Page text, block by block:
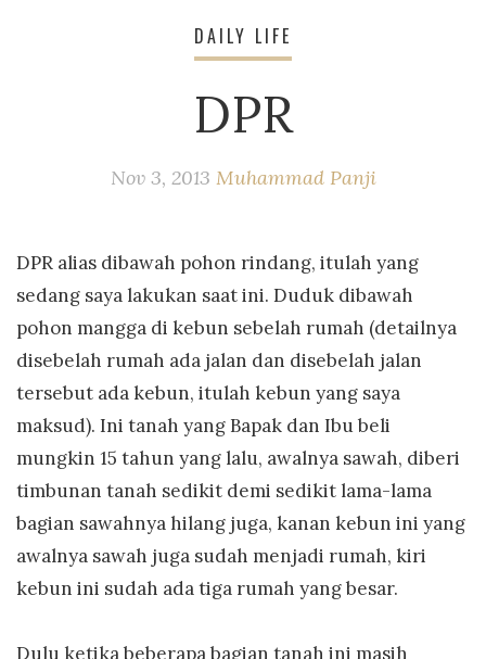
DAILY LIFE
DPR
Nov 3, 2013 Muhammad Panji
DPR alias dibawah pohon rindang, itulah yang
sedang saya lakukan saat ini. Duduk dibawah
pohon mangga di kebun sebelah rumah (detailnya
disebelah rumah ada jalan dan disebelah jalan
tersebut ada kebun, itulah kebun yang saya
maksud). Ini tanah yang Bapak dan Ibu beli
mungkin 15 tahun yang lalu, awalnya sawah, diberi
timbunan tanah sedikit demi sedikit lama-lama
bagian sawahnya hilang juga, kanan kebun ini yang
awalnya sawah juga sudah menjadi rumah, kiri
kebun ini sudah ada tiga rumah yang besar.
Dulu ketika beberapa bagian tanah ini masih